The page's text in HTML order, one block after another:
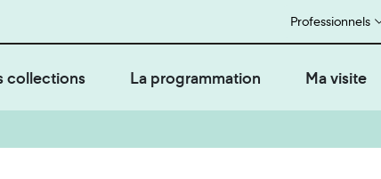
Professionnels
collections La programmation Ma visite